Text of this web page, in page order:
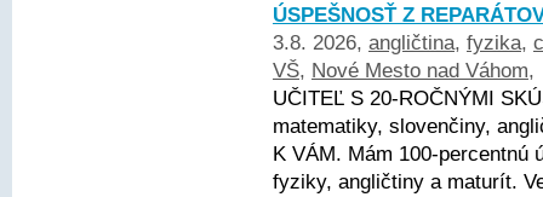
ÚSPEŠNOSŤ Z
3.8. 2026, angličtina, fyzika,
VŠ, Nové Mesto nad Váhom,
UČITEĽ S 20-ROČNÝMI
matematiky, slovenčiny,
K VÁM. Mám 100-percentnú
fyziky, angličtiny a maturít.